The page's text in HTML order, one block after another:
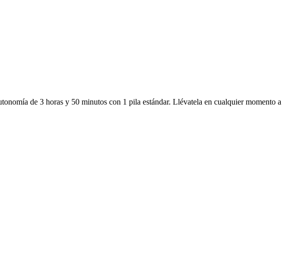
de 3 horas y 50 minutos con 1 pila estándar. Llévatela en cualquier momento a